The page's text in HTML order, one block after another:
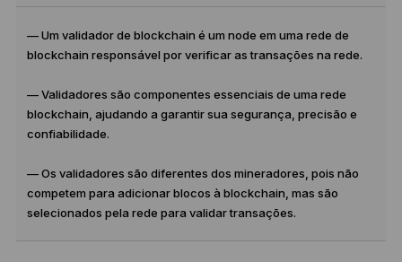
— Um validador de blockchain é um node em uma rede de
blockchain responsável por verificar as transações na rede.
— Validadores são componentes essenciais de uma rede
blockchain, ajudando a garantir sua segurança, precisão e
confiabilidade.
— Os validadores são diferentes dos mineradores, pois não
competem para adicionar blocos à blockchain, mas são
selecionados pela rede para validar transações.